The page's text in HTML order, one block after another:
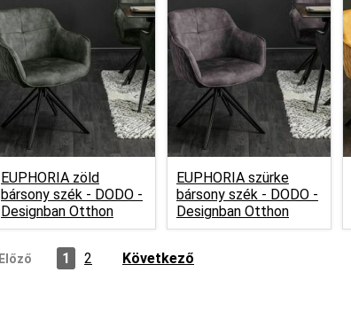
EUPHORIA zöld
bársony szék - DODO -
Designban Otthon
EUPHORIA szürke
bársony szék - DODO -
Designban Otthon
Előző 1 2 Következő